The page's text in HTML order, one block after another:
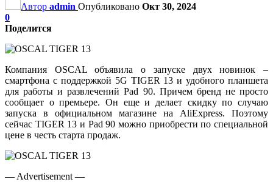
Автор admin Опубликовано Окт 30, 2024
0
Поделится
Компания OSCAL объявила о запуске двух новинок –
смартфона с поддержкой 5G TIGER 13 и удобного планшета
для работы и развлечений Pad 90. Причем бренд не просто
сообщает о премьере. Он еще и делает скидку по случаю
запуска в официальном магазине на AliExpress. Поэтому
сейчас TIGER 13 и Pad 90 можно приобрести по специальной
цене в честь старта продаж.
— Advertisement —